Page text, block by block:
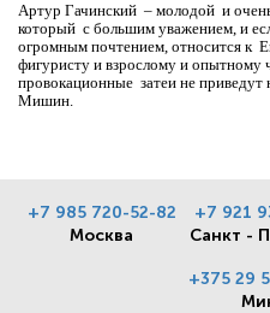
Артур Гачинский – молодой и
который с большим уважением, и
огромным почтением, относится к
фигуристу и взрослому и опытному
провокационные затеи не приведут
Мишин.
+7 985 720-52-82
Москва
+7 921
Санкт -
+375 29